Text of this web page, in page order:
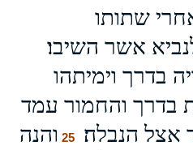
שתותו
אשר השיבו׃
בדרך וימיתהו
בדרך והחמור עמד
הנבלה׃
25 והנה